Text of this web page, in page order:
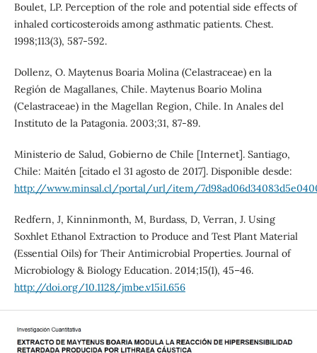
Boulet, LP. Perception of the role and potential side effects of
inhaled corticosteroids among asthmatic patients. Chest.
1998;113(3), 587-592.
Dollenz, O. Maytenus Boaria Molina (Celastraceae) en la
Región de Magallanes, Chile. Maytenus Boario Molina
(Celastraceae) in the Magellan Region, Chile. In Anales del
Instituto de la Patagonia. 2003;31, 87-89.
Ministerio de Salud, Gobierno de Chile [Internet]. Santiago,
Chile: Maitén [citado el 31 agosto de 2017]. Disponible desde:
http://www.minsal.cl/portal/url/item/
Redfern, J, Kinninmonth, M, Burdass, D, Verran, J. Using
Soxhlet Ethanol Extraction to Produce and Test Plant Material
(Essential Oils) for Their Antimicrobial Properties. Journal of
Microbiology & Biology Education. 2014;15(1), 45–46.
http://doi.org/10.1128/jmbe.v15i1.656